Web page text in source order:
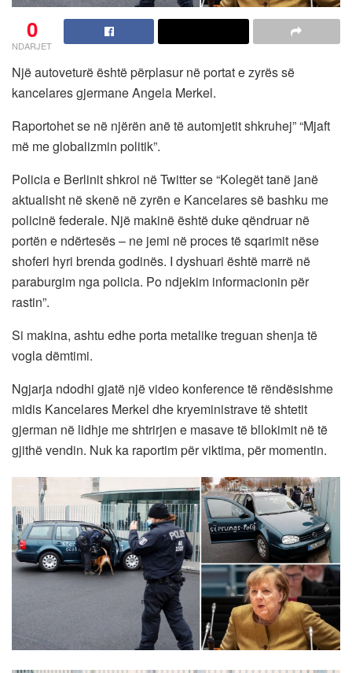
0
NDARJET
Një autoveturë është përplasur në portat e zyrës së
kancelares gjermane Angela Merkel.
Raportohet se në njërën anë të automjetit shkruhej” “Mjaft
më me globalizmin politik”.
Policia e Berlinit shkroi në Twitter se “Kolegët tanë janë
aktualisht në skenë në zyrën e Kancelares së bashku me
policinë federale. Një makinë është duke qëndruar në
portën e ndërtesës – ne jemi në proces të sqarimit nëse
shoferi hyri brenda godinës. I dyshuari është marrë në
paraburgim nga policia. Po ndjekim informacionin për
rastin”.
Si makina, ashtu edhe porta metalike treguan shenja të
vogla dëmtimi.
Ngjarja ndodhi gjatë një video konference të rëndësishme
midis Kancelares Merkel dhe kryeministrave të shtetit
gjerman në lidhje me shtrirjen e masave të bllokimit në të
gjithë vendin. Nuk ka raportim për viktima, për momentin.